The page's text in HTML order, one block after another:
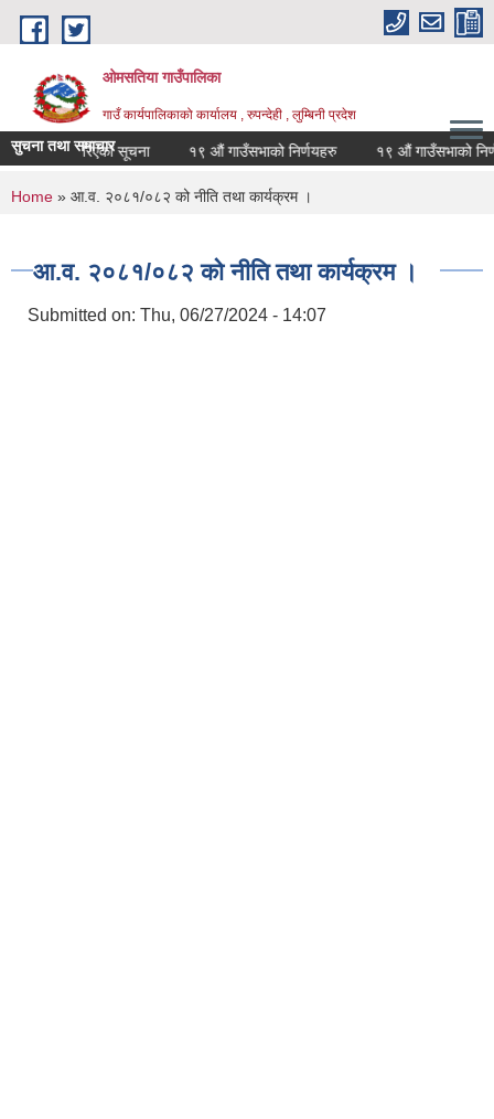
Skip to main content
ओमसतिया गाउँपालिका
गाउँ कार्यपालिकाको कार्यालय , रुपन्देही , लुम्बिनी प्रदेश
सुचना तथा समाचार
गरिएको सूचना १९ औं गाउँसभाको निर्णयहरु १९ औं गाउँसभाको
You are here
Home » आ.व. २०८१/०८२ को नीति तथा कार्यक्रम ।
आ.व. २०८१/०८२ को नीति तथा कार्यक्रम ।
Submitted on: Thu, 06/27/2024 - 14:07